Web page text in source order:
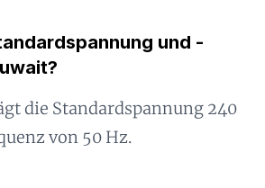
und -
die Standardspannung 240
von 50 Hz.